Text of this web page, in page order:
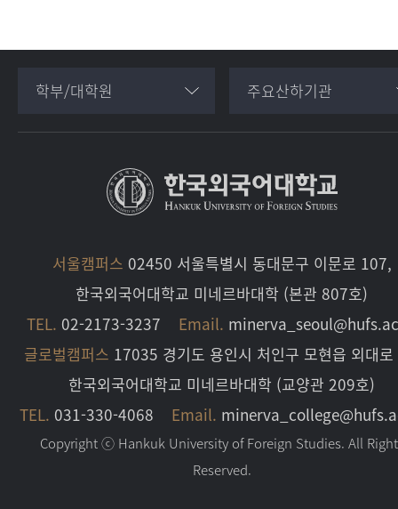
학부/대학원 주요산하기관
서울캠퍼스 02450 서울특별시 동대문구 이문로 107,
한국외국어대학교 미네르바대학 (본관 807호)
TEL. 02-2173-3237 Email.
글로벌캠퍼스 17035 경기도 용인시 처인구 모현읍 외대
한국외국어대학교 미네르바대학 (교양관 209호)
TEL. 031-330-4068 Email.
Copyright ⓒ Hankuk University of Foreign Studies. All
Reserved.